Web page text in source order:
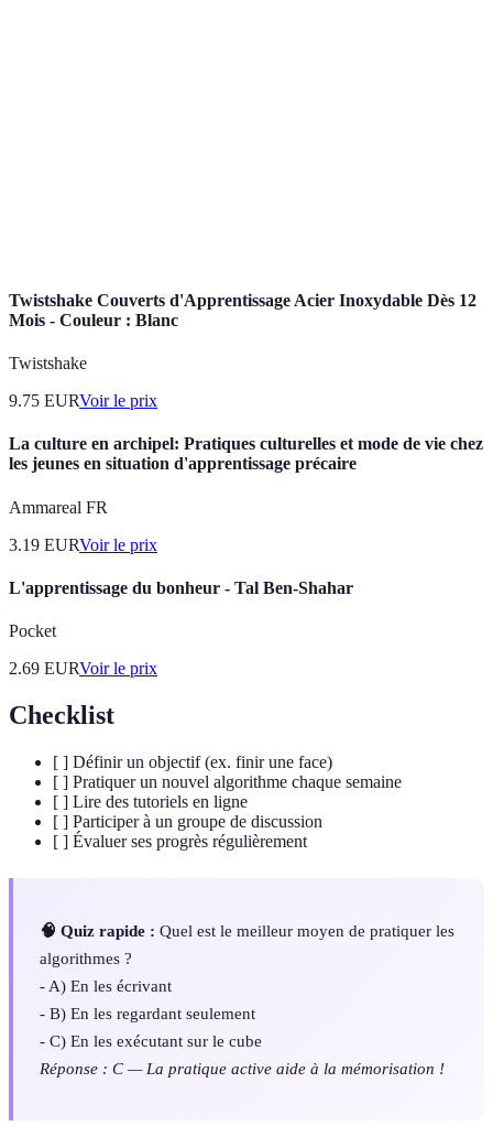
Twistshake Couverts d'Apprentissage Acier Inoxydable Dès 12
Mois - Couleur : Blanc
Twistshake
9.75 EURVoir le prix
La culture en archipel: Pratiques culturelles et mode de vie chez
les jeunes en situation d'apprentissage précaire
Ammareal FR
3.19 EURVoir le prix
L'apprentissage du bonheur - Tal Ben-Shahar
Pocket
2.69 EURVoir le prix
Checklist
[ ] Définir un objectif (ex. finir une face)
[ ] Pratiquer un nouvel algorithme chaque semaine
[ ] Lire des tutoriels en ligne
[ ] Participer à un groupe de discussion
[ ] Évaluer ses progrès régulièrement
🧠 Quiz rapide : Quel est le meilleur moyen de pratiquer les
algorithmes ?
- A) En les écrivant
- B) En les regardant seulement
- C) En les exécutant sur le cube
Réponse : C — La pratique active aide à la mémorisation !